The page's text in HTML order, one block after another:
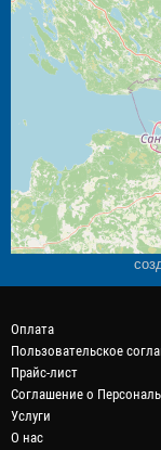
Оплата
Пользовательское
Прайс-лист
Соглашение о
Услуги
О нас